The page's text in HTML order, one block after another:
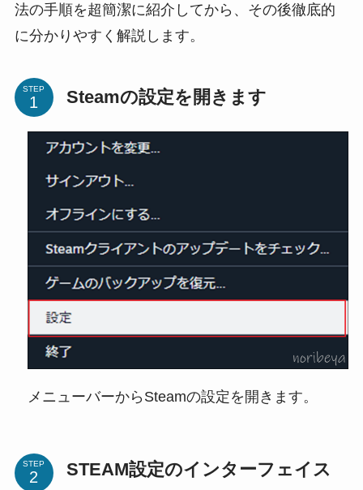
法の手順を超簡潔に紹介してから、その後徹底的
に分かりやすく解説します。
STEP Steamの設定を開きます
メニューバーからSteamの設定を開きます。
STEP
STEAM設定のインターフェイス